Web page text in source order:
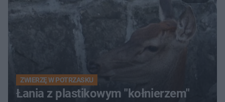
ZWIERZĘ W POTRZASKU
Łania z plastikowym "kołnierzem"